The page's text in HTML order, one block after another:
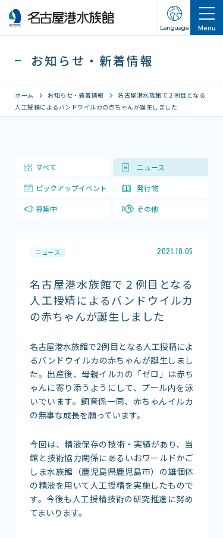
Menu
Language
水族館の周辺施設
営業・イベントスケジュール
お知らせ・新着情報
名古屋港水族館ってこんなところ
館内案内
イベント紹介
研究・教育
海の仲間たち
ショップ・レストラン
よくある質問
お知らせ・新着情報
ホーム お知らせ・新着情報
名古屋港水族館で２例目となる
人工授精によるバンドウイルカの赤ちゃんが誕生しました
すべて ニュース
ピックアップイベント 発行物
募集中 その他
ニュース 2021.10.05
名古屋港水族館で２例目となる
人工授精によるバンドウイルカ
の赤ちゃんが誕生しました
名古屋港水族館で2例目となる人工授精によ
るバンドウイルカの赤ちゃんが誕生しまし
た。出産後、母親イルカの「ゼロ」は赤ち
ゃんに寄り添うようにして、プール内を泳
いでいます。飼育係一同、赤ちゃんイルカ
の無事な成長を願っています。
今回は、精液保存の技術・実績があり、当
館と技術協力関係にあるいおワールドかご
しま水族館（鹿児島県鹿児島市）の雄個体
の精液を用いて人工授精を実施したもので
す。今後も人工授精技術の研究推進に努め
てまいります。